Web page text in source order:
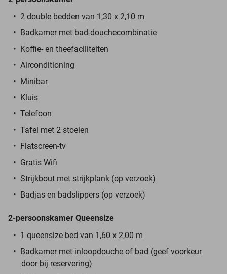
2 double bedden van 1,30 x 2,10 m
Badkamer met bad-douchecombinatie
Koffie- en theefaciliteiten
Airconditioning
Minibar
Kluis
Telefoon
Tafel met 2 stoelen
Flatscreen-tv
Gratis Wifi
Strijkbout met strijkplank (op verzoek)
Badjas en badslippers (op verzoek)
2-persoonskamer Queensize
1 queensize bed van 1,60 x 2,00 m
Badkamer met inloopdouche of bad (geef voorkeur
door bij reservering)